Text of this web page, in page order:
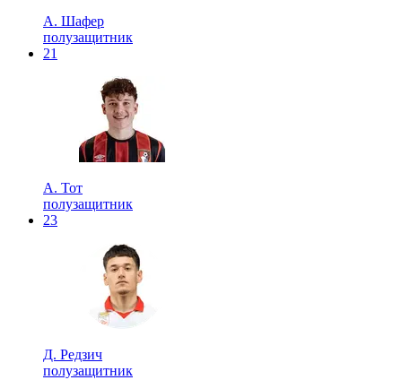
А. Шафер
полузащитник
21
А. Тот
полузащитник
23
Д. Редзич
полузащитник